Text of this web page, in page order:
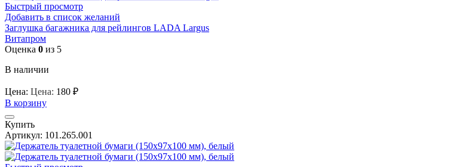
Быстрый просмотр
Добавить в список желаний
Заглушка багажника для рейлингов LADA Largus
Витапром
Оценка 0 из 5
В наличии
Цена: Цена: 180 ₽
В корзину
Купить
Артикул: 101.265.001